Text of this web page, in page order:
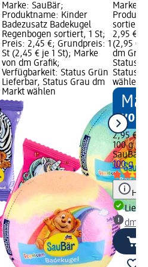
Marke: SauBär;
Produktname: Kinder
Badezusatz Badekugel
Regenbogen sortiert, 1 St;
Preis: 2,45 €; Grundpreis: 1
St (2,45 € je 1 St); Marke
von dm Grafik;
Verfügbarkeit: Status Grün
Lieferbar, Status Grau dm
Markt wählen
Marke:
sortiert,
2,95 €;
(2,95 €
dm
Status
Status
wählen
2,95 €
100 g
SauBär
100 g
dm